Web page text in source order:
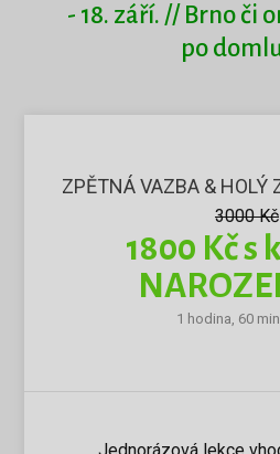
- 18. září. // Brno či
po
ZPĚTNÁ VAZBA & HOLÝ
3000 Kč
1800 Kč s
1 hodina, 60